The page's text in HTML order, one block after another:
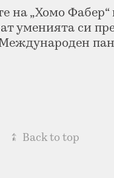
на „Хомо
уменията си
↑ Back to top